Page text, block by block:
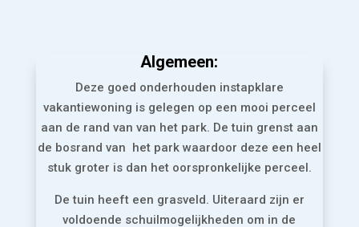
Algemeen:
Deze goed onderhouden instapklare
vakantiewoning is gelegen op een mooi perceel
aan de rand van van het park. De tuin grenst aan
de bosrand van het park waardoor deze een heel
stuk groter is dan het oorspronkelijke perceel.
De tuin heeft een grasveld. Uiteraard zijn er
voldoende schuilmogelijkheden om in de